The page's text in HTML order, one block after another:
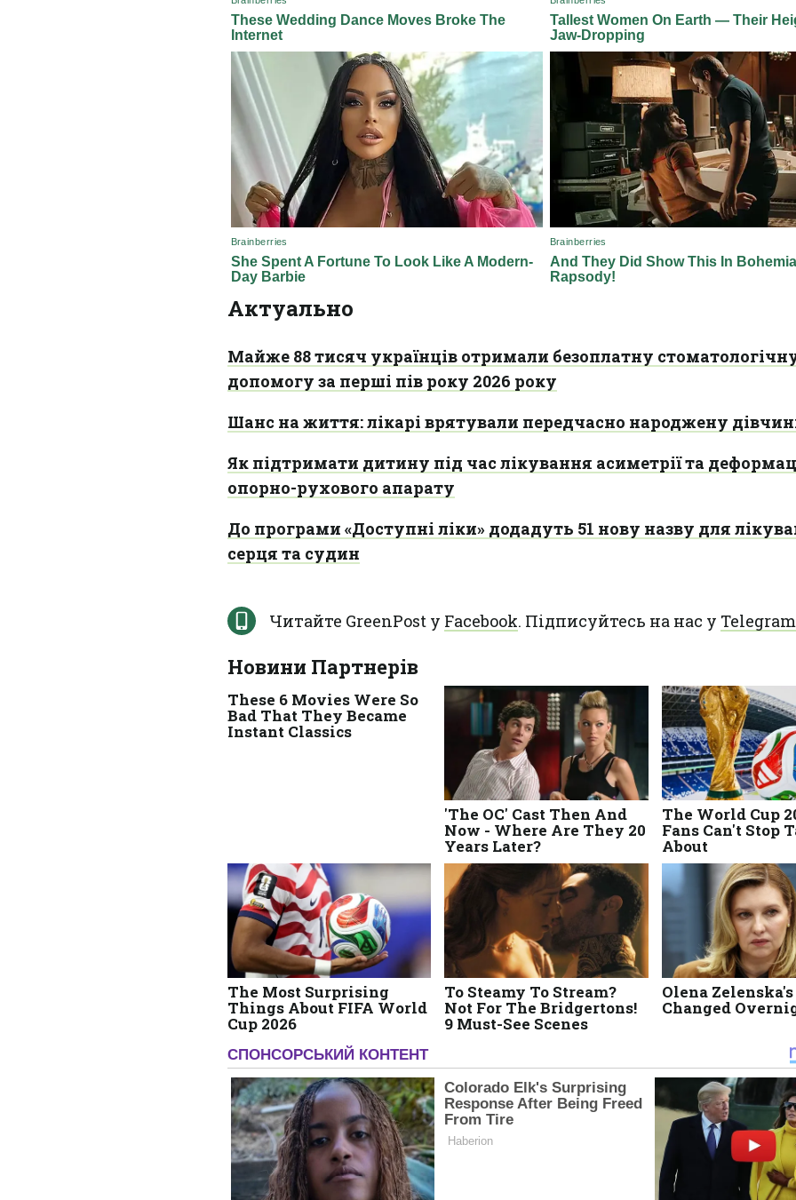
Актуально
Майже 88 тисяч українців отримали безоплатну
допомогу за перші пів року 2026 року
Шанс на життя: лікарі врятували передчасно народжену
Як підтримати дитину під час лікування асиметрії та
опорно-рухового апарату
До програми «Доступні ліки» додадуть 51 нову назву для
серця та судин
Читайте GreenPost у Facebook. Підписуйтесь на нас у Telegram